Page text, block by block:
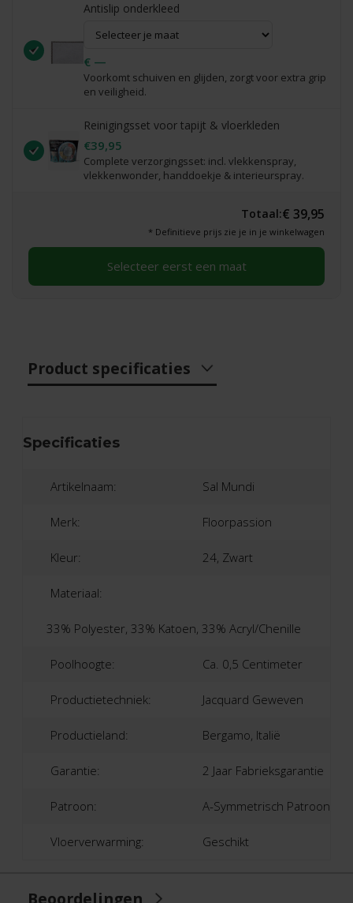
Antislip onderkleed
€ —
Voorkomt schuiven en glijden, zorgt voor extra grip
en veiligheid.
Reinigingsset voor tapijt & vloerkleden
€39,95
Complete verzorgingsset: incl. vlekkenspray,
vlekkenwonder, handdoekje & interieurspray.
Totaal:€ 39,95
* Definitieve prijs zie je in je winkelwagen
Selecteer eerst een maat
Product specificaties
Beoordelingen
Specificaties
Artikelnaam: Sal Mundi
Merk: Floorpassion
Kleur: 24, Zwart
Materiaal:
33% Polyester, 33% Katoen, 33% Acryl/Chenille
Poolhoogte: Ca. 0,5 Centimeter
Productietechniek: Jacquard Geweven
Productieland: Bergamo, Italië
Garantie: 2 Jaar Fabrieksgarantie
Patroon: A-Symmetrisch Patroon
Vloerverwarming: Geschikt